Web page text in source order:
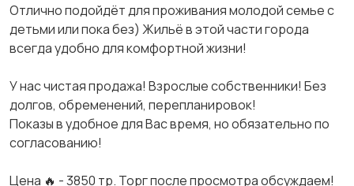
Отлично подойдёт для проживания молодой семье с
детьми или пока без) Жильё в этой части города
всегда удобно для комфортной жизни!
У нас чистая продажа! Взрослые собственники! Без
долгов, обременений, перепланировок!
Показы в удобное для Вас время, но обязательно по
согласованию!
Цена 🔥 - 3850 тр. Торг после просмотра обсуждаем!